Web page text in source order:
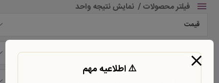
فیلتر محصولات نمایش نتیجه واحد
قیمت
شرکت
⚠️ اطلاعیه مهم